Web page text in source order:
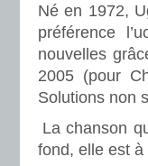
Né en 1972,
préférence
nouvelles
2005 (pour
Solutions non
La chanson
fond, elle est à